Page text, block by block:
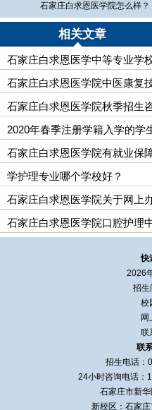
石家庄白求恩医学院怎么样？
相关文章
石家庄白求恩医学中等专业学
石家庄白求恩医学院中医康复
石家庄白求恩医学院秋季招生
2020年春季注册学籍入学的学
求恩医学院
石家庄白求恩医学院有就业保
学护理专业哪个学校好？
石家庄白求恩医学院关于网上
石家庄白求恩医学院口腔护理
快
2026
招生
校
网
联
联
招生电话：
24小时咨询电话：
石家庄市新
新校区：石家